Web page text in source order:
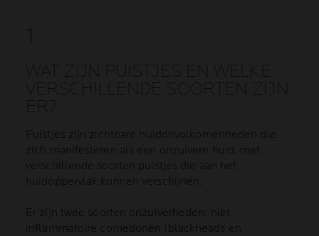
WAT ZIJN PUISTJES EN WELKE
VERSCHILLENDE SOORTEN ZIJN
ER?
Puistjes zijn zichtbare huidonvolkomenheden die
zich manifesteren als een onzuivere huid, met
verschillende soorten puistjes die aan het
huidoppervlak kunnen verschijnen.
Er zijn twee soorten onzuiverheden: niet-
inflammatoire comedonen (blackheads en